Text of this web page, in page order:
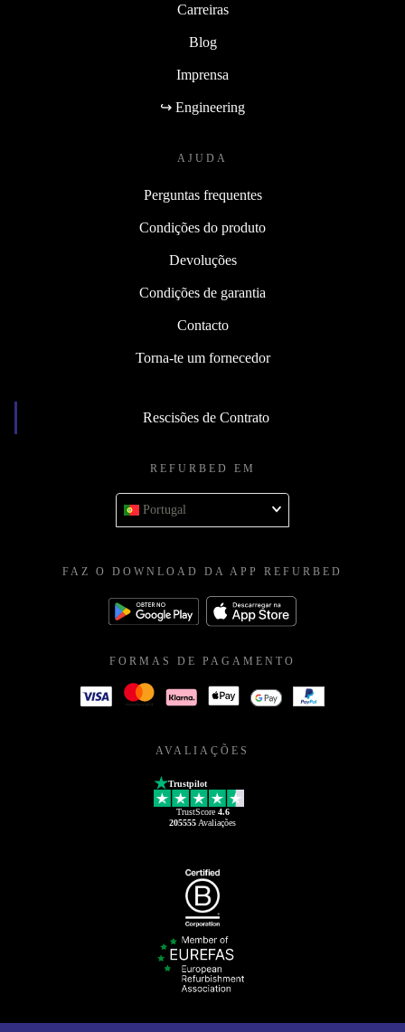
Carreiras
Blog
Imprensa
↪ Engineering
AJUDA
Perguntas frequentes
Condições do produto
Devoluções
Condições de garantia
Contacto
Torna-te um fornecedor
Rescisões de Contrato
REFURBED EM
Portugal
FAZ O DOWNLOAD DA APP REFURBED
FORMAS DE PAGAMENTO
AVALIAÇÕES
Trustpilot
TrustScore 4.6
205555 Avaliações